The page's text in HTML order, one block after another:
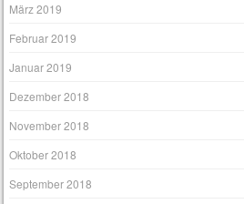
März 2019
Februar 2019
Januar 2019
Dezember 2018
November 2018
Oktober 2018
September 2018